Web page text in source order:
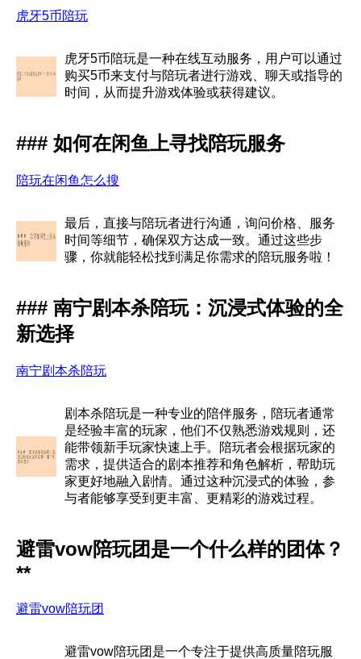
虎牙5币陪玩
虎牙5币陪玩是一种在线互动服务，用户可以通过
购买5币来支付与陪玩者进行游戏、聊天或指导的
时间，从而提升游戏体验或获得建议。
### 如何在闲鱼上寻找陪玩服务
陪玩在闲鱼怎么搜
最后，直接与陪玩者进行沟通，询问价格、服务
时间等细节，确保双方达成一致。通过这些步
骤，你就能轻松找到满足你需求的陪玩服务啦！
### 南宁剧本杀陪玩：沉浸式体验的全
新选择
南宁剧本杀陪玩
剧本杀陪玩是一种专业的陪伴服务，陪玩者通常
是经验丰富的玩家，他们不仅熟悉游戏规则，还
能带领新手玩家快速上手。陪玩者会根据玩家的
需求，提供适合的剧本推荐和角色解析，帮助玩
家更好地融入剧情。通过这种沉浸式的体验，参
与者能够享受到更丰富、更精彩的游戏过程。
避雷vow陪玩团是一个什么样的团体？
**
避雷vow陪玩团
避雷vow陪玩团是一个专注于提供高质量陪玩服